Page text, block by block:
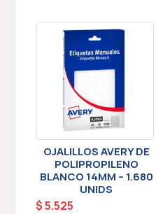
OJALILLOS AVERY DE
POLIPROPILENO
BLANCO 14MM – 1.680
UNIDS
$5.525